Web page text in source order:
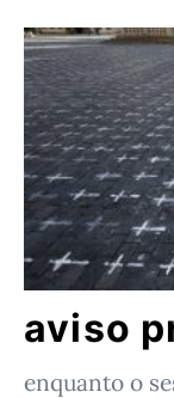
aviso
enquanto o